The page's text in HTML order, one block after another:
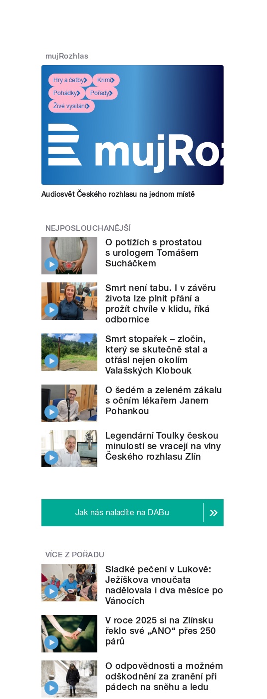
mujRozhlas
Hry a četby
Krimi
Pohádky
Pořady
Živé vysílání
Audiosvět Českého rozhlasu na jednom místě
NEJPOSLOUCHANĚJŠÍ
O potížích s prostatou
s urologem Tomášem
Sucháčkem
Smrt není tabu. I v závěru
života lze plnit přání a
prožít chvíle v klidu, říká
odbornice
Smrt stopařek – zločin,
který se skutečně stal a
otřásl nejen okolím
Valašských Klobouk
O šedém a zeleném zákalu
s očním lékařem Janem
Pohankou
Legendární Toulky českou
minulostí se vracejí na vlny
Českého rozhlasu Zlín
Jak nás naladíte na DABu
VÍCE Z POŘADU
Sladké pečení v Lukově:
Ježíškova vnoučata
nadělovala i dva měsíce po
Vánocích
V roce 2025 si na Zlínsku
řeklo své „ANO“ přes 250
párů
O odpovědnosti a možném
odškodnění za zranění při
pádech na sněhu a ledu